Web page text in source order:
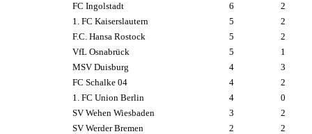
FC Ingolstadt
6
2
1. FC Kaiserslautern
5
2
F.C. Hansa Rostock
5
2
VfL Osnabrück
5
1
MSV Duisburg
4
3
FC Schalke 04
4
2
1. FC Union Berlin
4
0
SV Wehen Wiesbaden
3
2
SV Werder Bremen
2
2